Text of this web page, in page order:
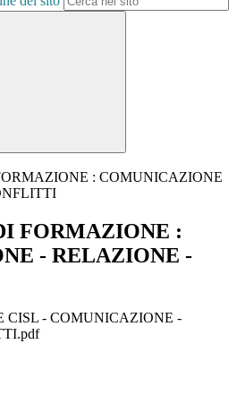
: COMUNICAZIONE
FORMAZIONE :
- RELAZIONE -
CISL - COMUNICAZIONE -